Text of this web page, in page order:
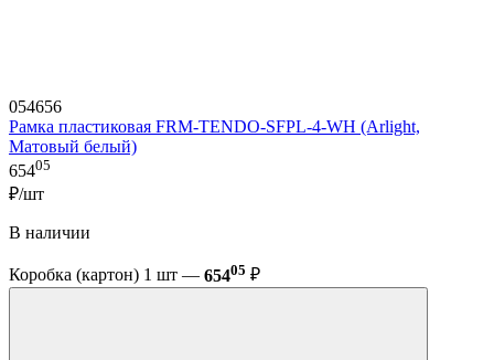
054656
Рамка пластиковая FRM-TENDO-SFPL-4-WH (Arlight,
Матовый белый)
65405
₽/шт
В наличии
Коробка (картон) 1 шт — 65405 ₽